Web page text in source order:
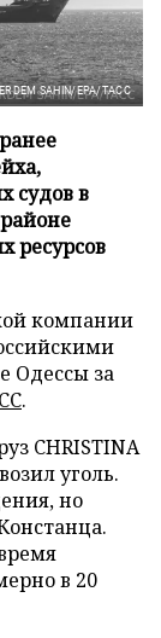
SAHIN/EPA/ТАСС
судов в
ресурсов
компании
Одессы за
.
CHRISTINA
уголь.
но
в 20